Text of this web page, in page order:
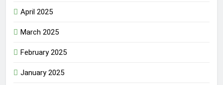
April 2025
March 2025
February 2025
January 2025